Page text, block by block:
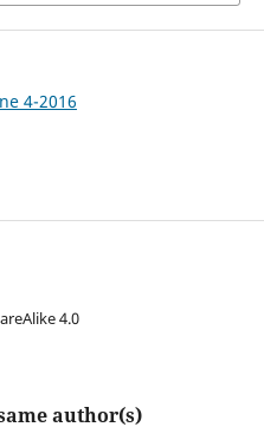
4-2016
4.0
author(s)